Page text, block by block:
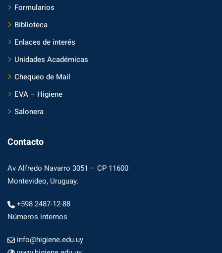
Formularios
Biblioteca
Enlaces de interés
Unidades Académicas
Chequeo de Mail
EVA – Higiene
Salonera
Contacto
Av Alfredo Navarro 3051 – CP 11600
Montevideo, Uruguay.
+598 2487-12-88
Números internos
info@higiene.edu.uy